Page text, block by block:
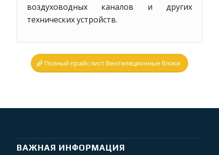
воздуховодных каналов и других
технических устройств.
Полный прайс-лист Вентиляционные блоки
ВАЖНАЯ ИНФОРМАЦИЯ